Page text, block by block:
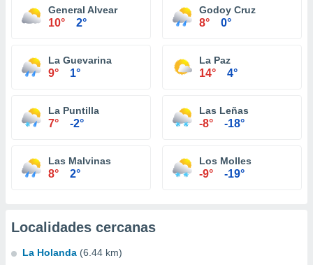
General Alvear
10° 2°
Godoy Cruz
8° 0°
La Guevarina
9° 1°
La Paz
14° 4°
La Puntilla
7° -2°
Las Leñas
-8° -18°
Las Malvinas
8° 2°
Los Molles
-9° -19°
Localidades cercanas
La Holanda (6.44 km)